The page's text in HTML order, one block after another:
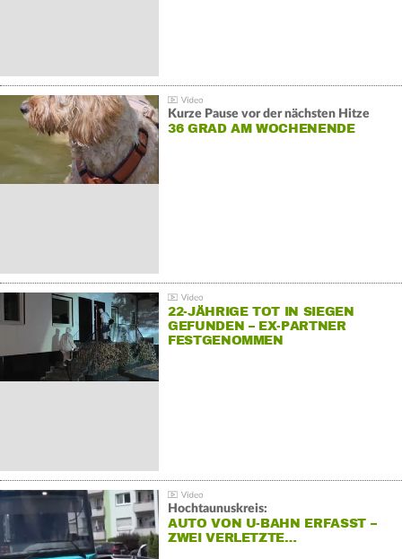
Kurze Pause vor der nächsten Hitze
36 GRAD AM WOCHENENDE
22-JÄHRIGE TOT IN SIEGEN
GEFUNDEN – EX-PARTNER
FESTGENOMMEN
Hochtaunuskreis:
AUTO VON U-BAHN ERFASST –
ZWEI VERLETZTE…